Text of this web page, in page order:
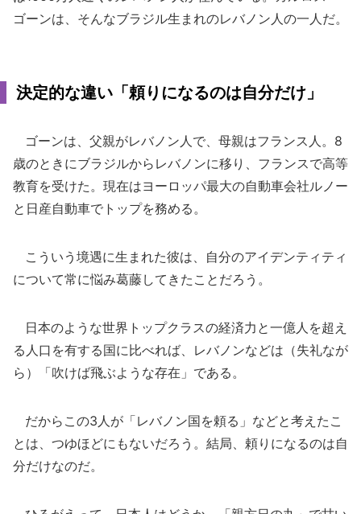
ゴーンは、そんなブラジル生まれのレバノン人の一人だ。
決定的な違い「頼りになるのは自分だけ」
ゴーンは、父親がレバノン人で、母親はフランス人。8
歳のときにブラジルからレバノンに移り、フランスで高等
教育を受けた。現在はヨーロッパ最大の自動車会社ルノー
と日産自動車でトップを務める。
こういう境遇に生まれた彼は、自分のアイデンティティ
について常に悩み葛藤してきたことだろう。
日本のような世界トップクラスの経済力と一億人を超え
る人口を有する国に比べれば、レバノンなどは（失礼なが
ら）「吹けば飛ぶような存在」である。
だからこの3人が「レバノン国を頼る」などと考えたこ
とは、つゆほどにもないだろう。結局、頼りになるのは自
分だけなのだ。